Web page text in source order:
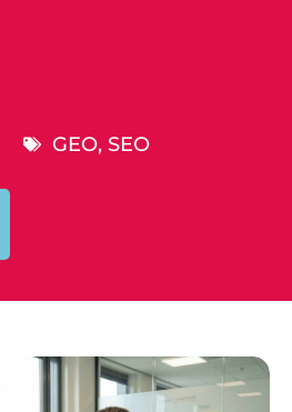
GEO, SEO